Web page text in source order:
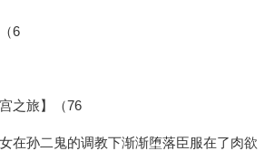
6
之旅】（76
在孙二鬼的调教下渐渐堕落臣服在了肉欲